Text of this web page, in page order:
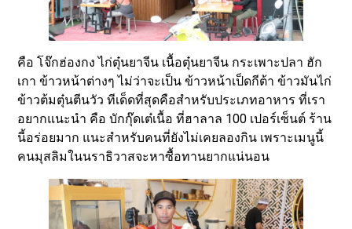
คือ โจ๊กฮ่องกง ไก่ตุ๋นยาจีน เนื้อตุ๋นยาจีน กระเพาะปลา ฮัก
เกา ข้าวหน้าต่างๆ ไม่ว่าจะเป็น ข้าวหน้าเป็ดกีต้า ข้าวมันไก่
ข้าวต้มตุ๋นตีนวัว ทีเด็ดที่สุดคือสำหรับประเภทอาหาร ที่เรา
อยากแนะนำ คือ บักกุ๊ดเต๋เนื้อ ที่ฮาลาล 100 เปอร์เซ็นต์ ร้าน
นี้อร่อยมาก แนะสำหรับคนที่ยังไม่เคยลองกิน เพราะเมนูนี้
คนมุสลิมในนราธิวาสจะหาซื้อทานยากแน่นอน